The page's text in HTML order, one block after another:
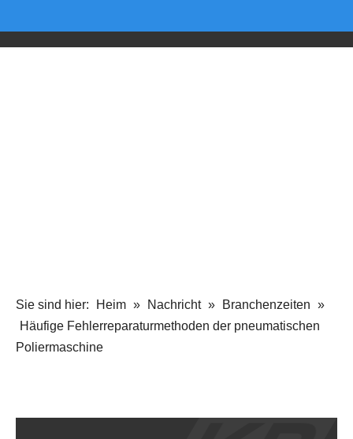
Sie sind hier: Heim » Nachricht » Branchenzeiten »
Häufige Fehlerreparaturmethoden der pneumatischen
Poliermaschine